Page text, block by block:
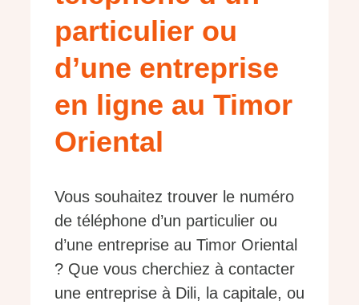
particulier ou
d’une entreprise
en ligne au Timor
Oriental
Vous souhaitez trouver le numéro
de téléphone d’un particulier ou
d’une entreprise au Timor Oriental
? Que vous cherchiez à contacter
une entreprise à Dili, la capitale, ou